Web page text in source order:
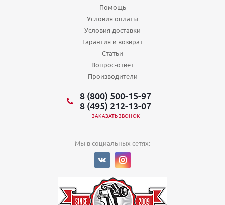
Помощь
Условия оплаты
Условия доставки
Гарантия и возврат
Статьи
Вопрос-ответ
Производители
8 (800) 500-15-97
8 (495) 212-13-07
ЗАКАЗАТЬ ЗВОНОК
Мы в социальных сетях: